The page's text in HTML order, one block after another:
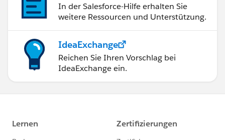
In der Salesforce-Hilfe erhalten Sie
weitere Ressourcen und Unterstützung.
IdeaExchange
Reichen Sie Ihren Vorschlag bei
IdeaExchange ein.